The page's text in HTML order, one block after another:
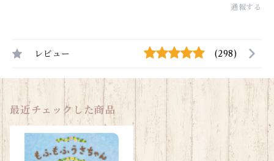
通報する
レビュー (298)
最近チェックした商品